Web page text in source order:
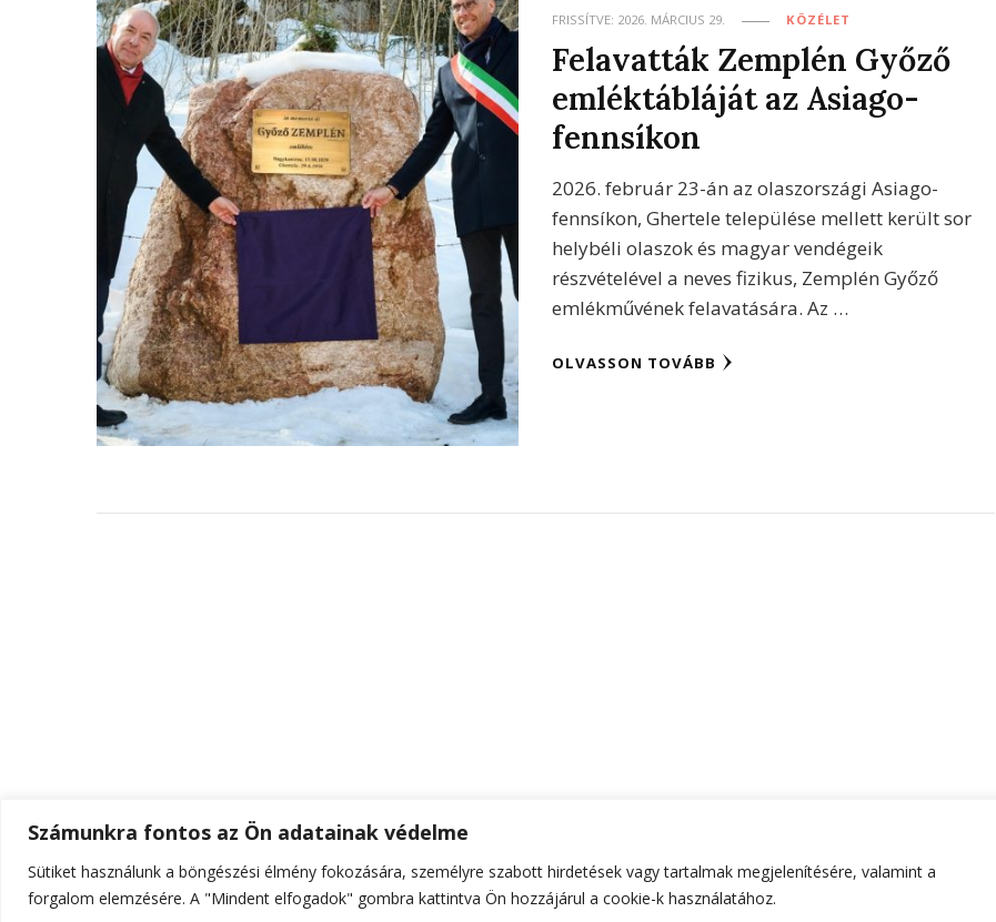
Számunkra fontos az Ön adatainak védelme
Sütiket használunk a böngészési élmény fokozására, személyre szabott hirdetések vagy tartalmak megjelenítésére, valamint a
forgalom elemzésére. A "Mindent elfogadok" gombra kattintva Ön hozzájárul a cookie-k használatához.
FRISSÍTVE: 2026. MÁRCIUS 29. KÖZÉLET
Felavatták Zemplén Győző
emléktábláját az Asiago-
fennsíkon
2026. február 23-án az olaszországi Asiago-
fennsíkon, Ghertele települése mellett került sor
helybéli olaszok és magyar vendégeik
részvételével a neves fizikus, Zemplén Győző
emlékművének felavatására. Az …
OLVASSON TOVÁBB
© Szerzői jog 2026ELTE Online . Minden jog fenntartva.Hello Fashion | Fejlesztette